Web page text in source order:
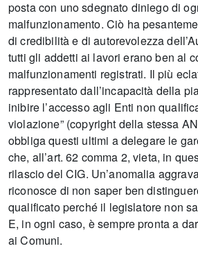
posta con uno sdegnato diniego di
malfunzionamento. Ciò ha
di credibilità e di autorevolezza
tutti gli addetti ai lavori erano ben al
malfunzionamenti registrati. Il più
rappresentato dall’incapacità della
inibire l’accesso agli Enti non
violazione” (copyright della stessa
obbliga questi ultimi a delegare le
che, all’art. 62 comma 2, vieta, in
rilascio del CIG. Un’anomalia
riconosce di non saper ben
qualificato perché il legislatore non
E, in ogni caso, è sempre pronta a
ai Comuni.